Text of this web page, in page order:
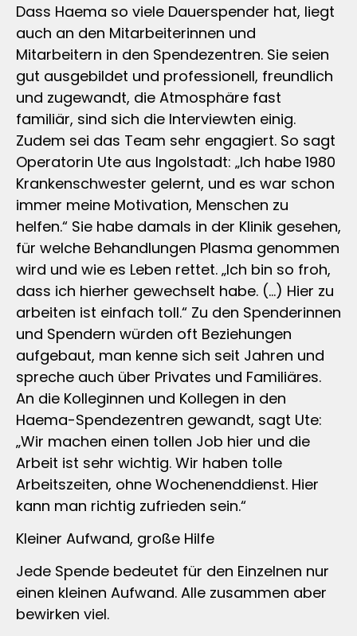
Dass Haema so viele Dauerspender hat, liegt
auch an den Mitarbeiterinnen und
Mitarbeitern in den Spendezentren. Sie seien
gut ausgebildet und professionell, freundlich
und zugewandt, die Atmosphäre fast
familiär, sind sich die Interviewten einig.
Zudem sei das Team sehr engagiert. So sagt
Operatorin Ute aus Ingolstadt: „Ich habe 1980
Krankenschwester gelernt, und es war schon
immer meine Motivation, Menschen zu
helfen.“ Sie habe damals in der Klinik gesehen,
für welche Behandlungen Plasma genommen
wird und wie es Leben rettet. „Ich bin so froh,
dass ich hierher gewechselt habe. (…) Hier zu
arbeiten ist einfach toll.“ Zu den Spenderinnen
und Spendern würden oft Beziehungen
aufgebaut, man kenne sich seit Jahren und
spreche auch über Privates und Familiäres.
An die Kolleginnen und Kollegen in den
Haema-Spendezentren gewandt, sagt Ute:
„Wir machen einen tollen Job hier und die
Arbeit ist sehr wichtig. Wir haben tolle
Arbeitszeiten, ohne Wochenenddienst. Hier
kann man richtig zufrieden sein.“
Kleiner Aufwand, große Hilfe
Jede Spende bedeutet für den Einzelnen nur
einen kleinen Aufwand. Alle zusammen aber
bewirken viel.